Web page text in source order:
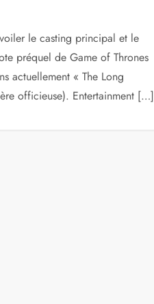
le casting principal et le
préquel de Game of Thrones
actuellement « The Long
officieuse). Entertainment […]